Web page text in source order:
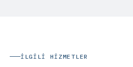
İLGILI HIZMETLER